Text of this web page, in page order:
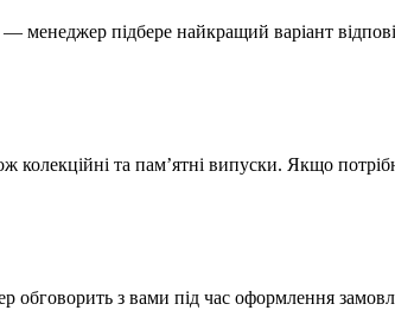
менеджер підбере найкращий варіант
колекційні та пам’ятні випуски. Якщо
обговорить з вами під час оформлення